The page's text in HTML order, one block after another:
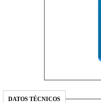
DATOS TÉCNICOS